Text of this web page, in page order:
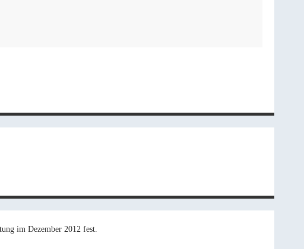
im Dezember 2012 fest.